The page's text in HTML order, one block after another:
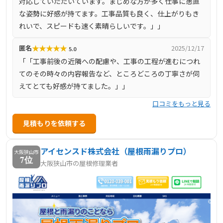
け、色選びや施工内容の相談が可能です。お客様との出会
いを大切にし、人情味あふれる対応で、地域の皆様の住ま
いを守るお手伝いをしています。
な姿勢に好感が持てます。工事品質も良く、仕上がりもき
れいで、スピードも速く素晴らしいです。」」
匿名★★★★★ 5.0 2025/12/17
「「工事前後の近隣への配慮や、工事の工程が進むにつれ
てのその時々の内容報告など、ところどころの丁寧さが伺
えてとても好感が持てました。」」
口コミをもっと見る
見積もりを依頼する
大阪狭山市
7位
アイセンスド株式会社（屋根雨漏りプロ）
大阪狭山市の屋根修理業者